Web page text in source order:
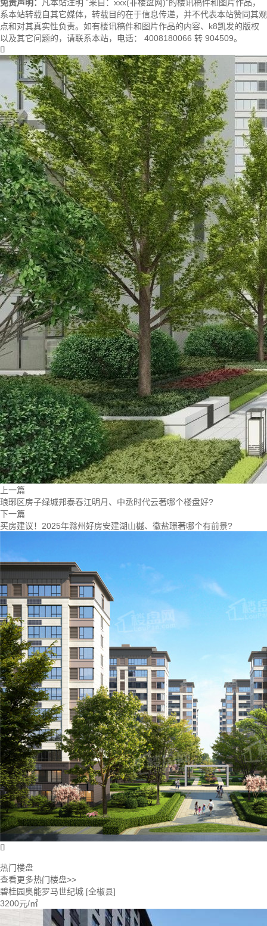
免责声明：
凡本站注明 “来自：xxx(非楼盘网)”的楼讯稿件和图片作品，
系本站转载自其它媒体，转载目的在于信息传递，并不代表本站赞同其观
点和对其真实性负责。如有楼讯稿件和图片作品的内容、k8凯发的版权
以及其它问题的，请联系本站，电话： 4008180066 转 904509。

上一篇
琅琊区房子绿城邦泰春江明月、中丞时代云著哪个楼盘好?
下一篇
买房建议！2025年滁州好房安建湖山樾、徽盐璟著哪个有前景?

热门楼盘
查看更多热门楼盘>>
碧桂园奥能罗马世纪城 [全椒县]
3200元/㎡